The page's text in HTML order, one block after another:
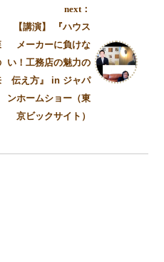
next：
【講演】 『ハウス
メーカーに負けな
い！工務店の魅力の
伝え方』 in ジャパ
ンホームショー（東
京ビックサイト）